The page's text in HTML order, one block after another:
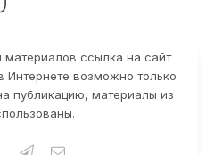
ссылка на сайт
Интернете возможно только
публикацию, материалы из